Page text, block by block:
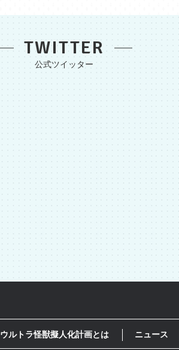
TWITTER
ウルトラ怪獣擬人化計画とは ニュース